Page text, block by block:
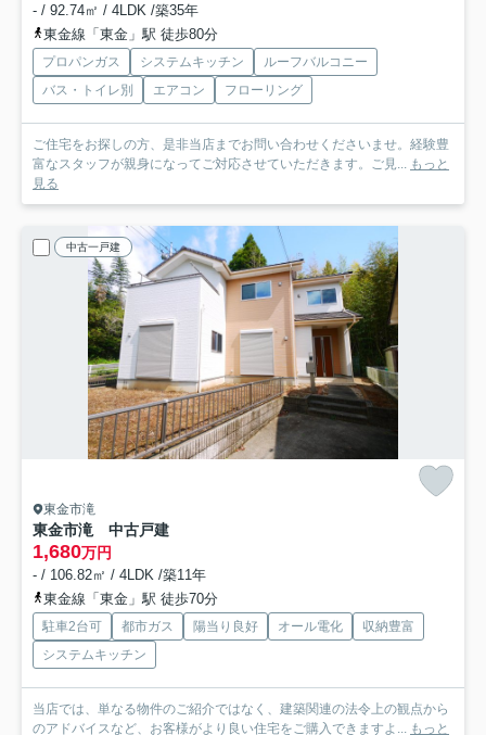
- / 92.74㎡ / 4LDK /築35年
東金線「東金」駅 徒歩80分
プロパンガス システムキッチン
ルーフバルコニー
バス・トイレ別
エアコン フローリング
ご住宅をお探しの方、是非当店までお問い合わせくださいませ。経験豊
富なスタッフが親身になってご対応させていただきます。ご見... もっと
見る
中古一戸建
東金市滝
東金市滝 中古戸建
1,680万円
- / 106.82㎡ / 4LDK /築11年
東金線「東金」駅 徒歩70分
駐車2台可 都市ガス 陽当り良好 オール電化
収納豊富
システムキッチン
当店では、単なる物件のご紹介ではなく、建築関連の法令上の観点から
のアドバイスなど、お客様がより良い住宅をご購入できますよ... もっと